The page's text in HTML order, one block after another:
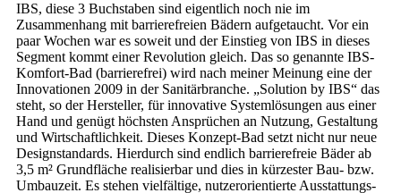
IBS, diese 3 Buchstaben sind eigentlich noch nie im
Zusammenhang mit barrierefreien Bädern aufgetaucht. Vor ein
paar Wochen war es soweit und der Einstieg von IBS in dieses
Segment kommt einer Revolution gleich. Das so genannte IBS-
Komfort-Bad (barrierefrei) wird nach meiner Meinung eine der
Innovationen 2009 in der Sanitärbranche. „Solution by IBS“ das
steht, so der Hersteller, für innovative Systemlösungen aus einer
Hand und genügt höchsten Ansprüchen an Nutzung, Gestaltung
und Wirtschaftlichkeit. Dieses Konzept-Bad setzt nicht nur neue
Designstandards. Hierdurch sind endlich barrierefreie Bäder ab
3,5 m² Grundfläche realisierbar und dies in kürzester Bau- bzw.
Umbauzeit. Es stehen vielfältige, nutzerorientierte Ausstattungs-